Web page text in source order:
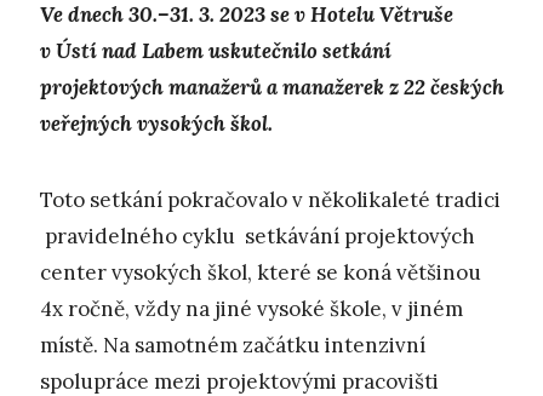
Ve dnech 30.–31. 3. 2023 se v Hotelu Větruše
v Ústí nad Labem uskutečnilo setkání
projektových manažerů a manažerek z 22 českých
veřejných vysokých škol.
Toto setkání pokračovalo v několikaleté tradici
pravidelného cyklu setkávání projektových
center vysokých škol, které se koná většinou
4x ročně, vždy na jiné vysoké škole, v jiném
místě. Na samotném začátku intenzivní
spolupráce mezi projektovými pracovišti